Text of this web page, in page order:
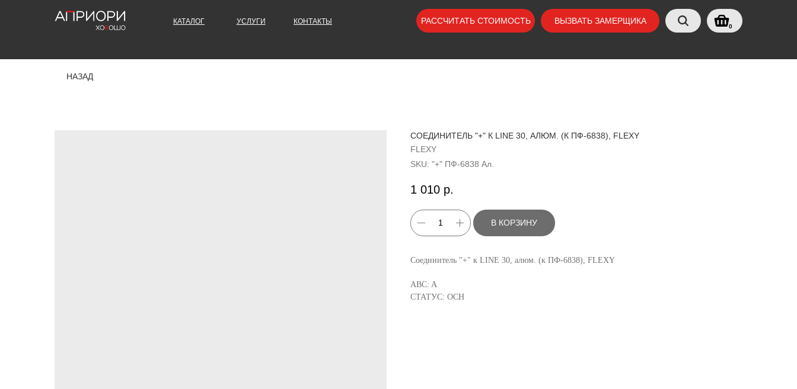
КОНТАКТЫ
УСЛУГИ
КАТАЛОГ ВЫЗВАТЬ ЗАМЕРЩИКА
РАССЧИТАТЬ СТОИМОСТЬ
0
НАЗАД
СОЕДИНИТЕЛЬ "+" К LINE 30, АЛЮМ. (К ПФ-6838), FLEXY
FLEXY
SKU: "+" ПФ-6838 Ал.
1 010 р.
В КОРЗИНУ
Соединитель "+" к LINE 30, алюм. (к ПФ-6838), FLEXY
ABC: A
СТАТУС: ОСН